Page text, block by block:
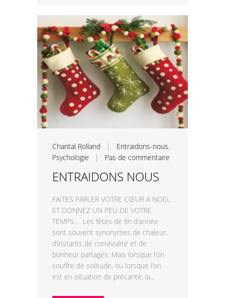
Chantal Rolland | Entraidons-nous,
Psychologie | Pas de commentaire
ENTRAIDONS NOUS
FAITES PARLER VOTRE CŒUR A NOEL
ET DONNEZ UN PEU DE VOTRE
TEMPS… Les fêtes de fin d’année
sont souvent synonymes de chaleur,
d’instants de convivialité et de
bonheur partagés. Mais lorsque l’on
souffre de solitude, ou lorsque l’on
est en situation de précarité, la...